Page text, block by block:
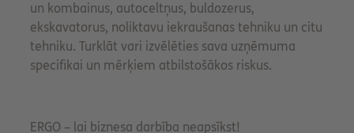
un kombainus, autoceltņus, buldozerus,
ekskavatorus, noliktavu iekraušanas tehniku un citu
tehniku. Turklāt vari izvēlēties sava uzņēmuma
specifikai un mērķiem atbilstošākos riskus.
ERGO – lai biznesa darbība neapsīkst!